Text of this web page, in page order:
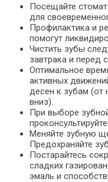
Посещайте
для
Профилактика и
помогут
Чистить зубы
завтрака и перед
Оптимальное
активных
десен к зубам (от
вниз).
При выборе
Меняйте зубную
Предохраняйте
Постарайтесь
сладких
эмаль и